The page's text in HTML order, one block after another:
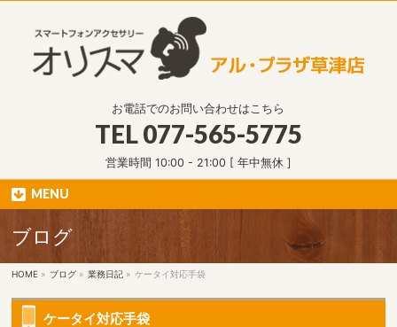
お電話でのお問い合わせはこちら
TEL077-565-5775
営業時間 10:00 - 21:00 [ 年中無休 ]
MENU
ブログ
HOME » ブログ » 業務日記 » ケータイ対応手袋
ケータイ対応手袋